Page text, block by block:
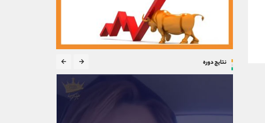
نتایج دوره